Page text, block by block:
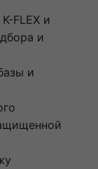
FLEX и
и
и